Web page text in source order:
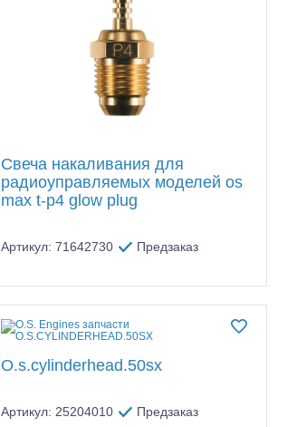
Свеча накаливания для
радиоуправляемых моделей os
max t-p4 glow plug
Артикул: 71642730 Предзаказ
O.s.cylinderhead.50sx
Артикул: 25204010 Предзаказ